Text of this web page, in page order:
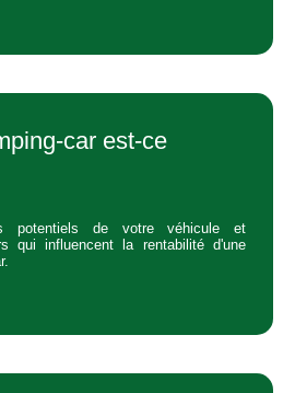
car est-ce
potentiels de votre véhicule et
qui influencent la rentabilité d'une